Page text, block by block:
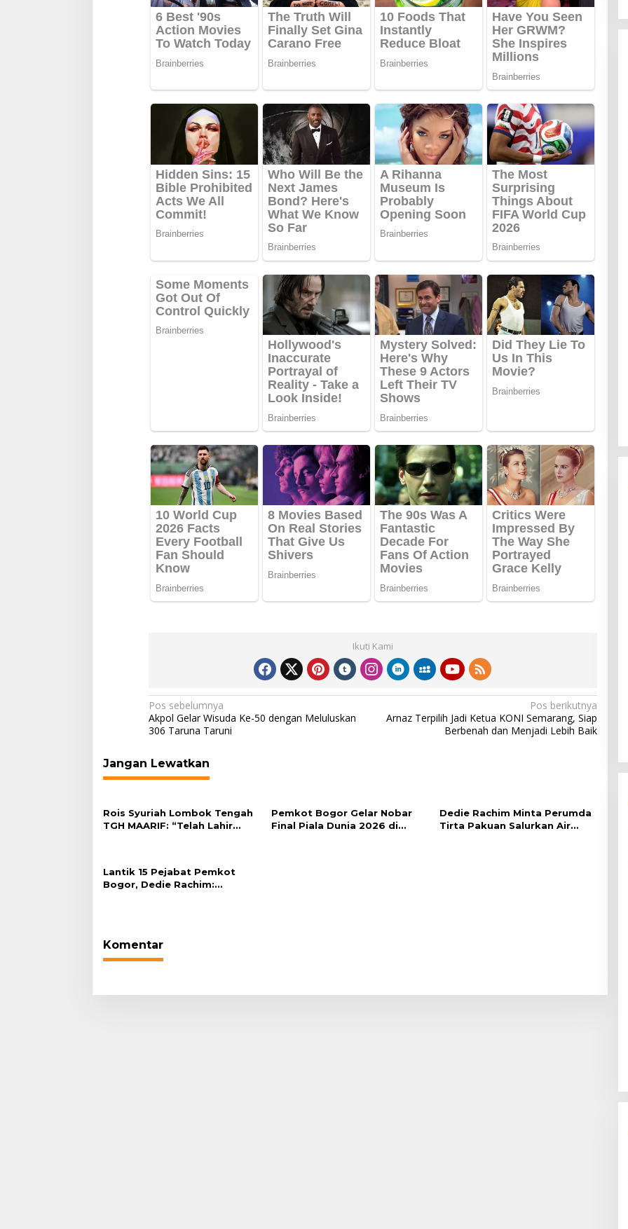
Ikuti Kami
Navigasi
pos
Pos sebelumnya
Akpol Gelar Wisuda Ke-50 dengan Meluluskan
306 Taruna Taruni
Pos berikutnya
Arnaz Terpilih Jadi Ketua KONI Semarang, Siap
Berbenah dan Menjadi Lebih Baik
Jangan Lewatkan
Rois Syuriah Lombok Tengah
TGH MAARIF: “Telah Lahir
Pemkot Bogor Gelar Nobar
Final Piala Dunia 2026 di
Dedie Rachim Minta Perumda
Tirta Pakuan Salurkan Air
Lantik 15 Pejabat Pemkot
Bogor, Dedie Rachim:
Komentar